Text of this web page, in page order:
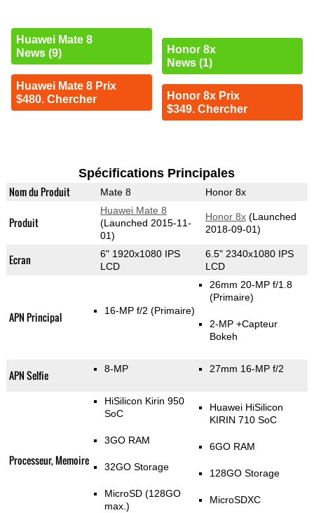
Huawei Mate 8
News (9)
Huawei Mate 8 Prix
$480. Chercher
Honor 8x
News (1)
Honor 8x Prix
$349. Chercher
Spécifications Principales
Nom du Produit Mate 8 Honor 8x
Produit
Huawei Mate 8
(Launched 2015-11-
01)
Honor 8x(Launched
2018-09-01)
Ecran
6" 1920x1080 IPS
LCD
6.5" 2340x1080 IPS
LCD
APN Principal 16-MP f/2 (Primaire)
26mm 20-MP f/1.8
(Primaire)
2-MP +Capteur
Bokeh
APN Selfie 8-MP 27mm 16-MP f/2
Processeur, Memoire
HiSilicon Kirin 950
SoC
3GO RAM
32GO Storage
MicroSD (128GO
max.)
Huawei HiSilicon
KIRIN 710 SoC
6GO RAM
128GO Storage
MicroSDXC